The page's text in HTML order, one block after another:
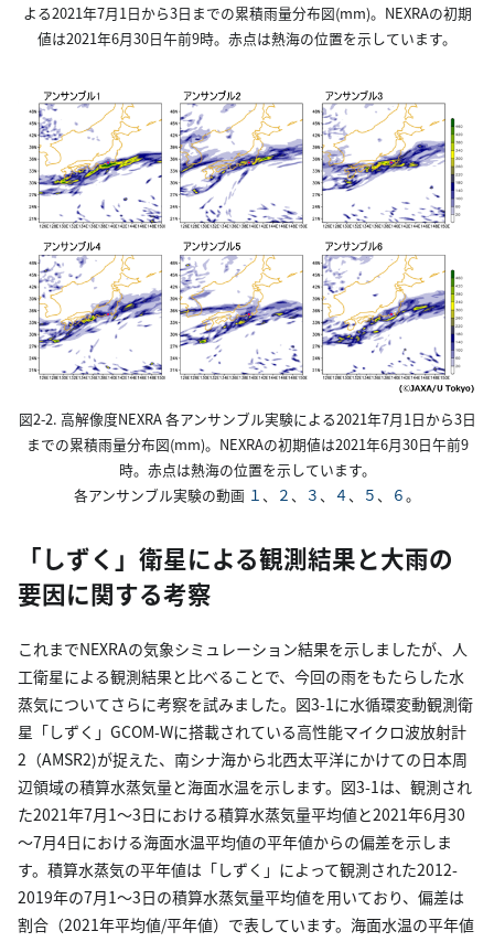
よる2021年7月1日から3日までの累積雨量分布図(mm)。NEXRAの初期
値は2021年6月30日午前9時。赤点は熱海の位置を示しています。
図2-2. 高解像度NEXRA 各アンサンブル実験による2021年7月1日から3日
までの累積雨量分布図(mm)。NEXRAの初期値は2021年6月30日午前9
時。赤点は熱海の位置を示しています。
各アンサンブル実験の動画 １、 ２、 ３、 ４、 ５、 ６。
「しずく」衛星による観測結果と大雨の
要因に関する考察
これまでNEXRAの気象シミュレーション結果を示しましたが、人
工衛星による観測結果と比べることで、今回の雨をもたらした水
蒸気についてさらに考察を試みました。図3-1に水循環変動観測衛
星「しずく」GCOM-Wに搭載されている高性能マイクロ波放射計
2（AMSR2)が捉えた、南シナ海から北西太平洋にかけての日本周
辺領域の積算水蒸気量と海面水温を示します。図3-1は、観測され
た2021年7月1～3日における積算水蒸気量平均値と2021年6月30
～7月4日における海面水温平均値の平年値からの偏差を示しま
す。積算水蒸気の平年値は「しずく」によって観測された2012-
2019年の7月1～3日の積算水蒸気量平均値を用いており、偏差は
割合（2021年平均値/平年値）で表しています。海面水温の平年値